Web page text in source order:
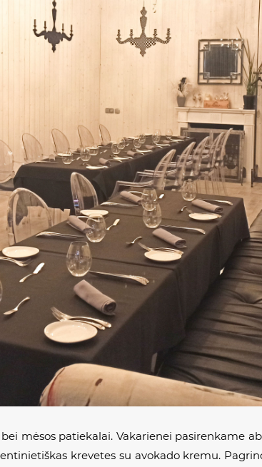
mėsos patiekalai. Vakarienei pasirenkame
krevetes su avokado kremu.